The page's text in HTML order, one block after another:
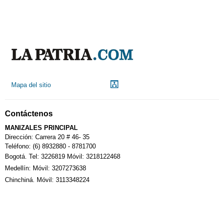
Calendario Tributario
Sudoku
Mapa del sitio
Contáctenos
MANIZALES PRINCIPAL
Dirección: Carrera 20 # 46- 35
Teléfono: (6) 8932880 - 8781700
Bogotá. Tel: 3226819 Móvil: 3218122468
Medellín: Móvil: 3207273638
Chinchiná. Móvil: 3113348224